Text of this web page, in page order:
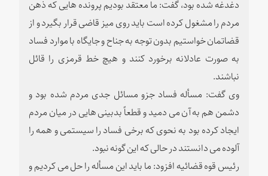
دغدغه شده بود، گفت: ما معتقد بودیم پرونده هایی که ذهن
مردم را مشغول کرده است باید روی میز قاضی قرار بگیرد و از
قضاتمان خواستیم بدون توجه به جناح و جایگاه با موارد فساد
به صورت عادلانه برخورد کنند و هیچ خط قرمزی را قائل
نباشند.
وی گفت: مسأله فساد جزو مسائل جدی مردم شده بود و
دشمن هم به آن می دمید و قطعاً بدبینی هایی در میان مردم
ایجاد کرده بود به نحوی که برخی فساد را سیستمی و همه را
آلوده می دانستند در حالی که این گونه نبود.
رئیس قوه قضائیه افزود: ما باید این مسأله را حل می کردیم و